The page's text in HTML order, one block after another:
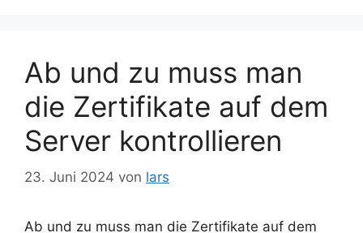
Ab und zu muss man
die Zertifikate auf dem
Server kontrollieren
23. Juni 2024 von lars
Ab und zu muss man die Zertifikate auf dem